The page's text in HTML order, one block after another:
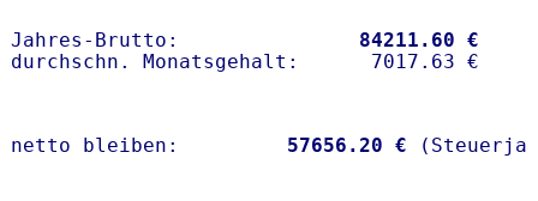
Jahres-Brutto: 84211.60 €
netto bleiben: 57656.20 €